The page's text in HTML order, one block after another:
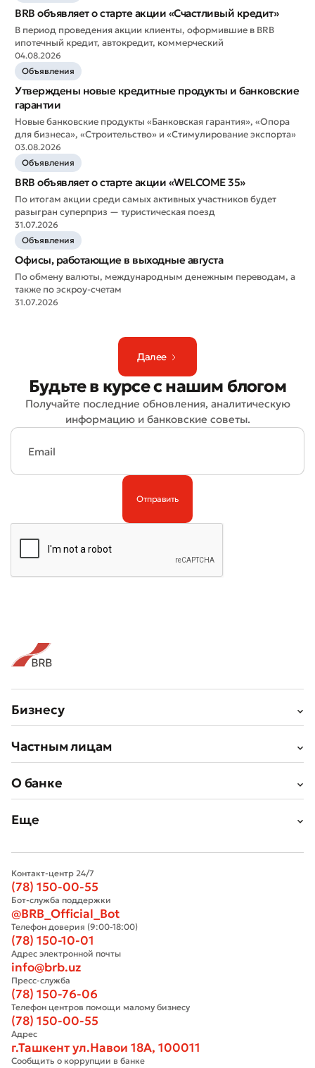
Оцените качество обслуживания
Отправить
Оставить обращение
* Все поля обязательны для заполнения
Отправить
BRB объявляет о старте акции «Счастливый кредит»
В период проведения акции клиенты, оформившие в BRB
ипотечный кредит, автокредит, коммерческий
04.08.2026
Объявления
Утверждены новые кредитные продукты и банковские
гарантии
Новые банковские продукты «Банковская гарантия», «Опора
для бизнеса», «Строительство» и «Стимулирование экспорта»
03.08.2026
Объявления
BRB объявляет о старте акции «WELCOME 35»
По итогам акции среди самых активных участников будет
разыгран суперприз — туристическая поезд
31.07.2026
Объявления
Офисы, работающие в выходные августа
По обмену валюты, международным денежным переводам, а
также по эскроу-счетам
31.07.2026
Далее
Будьте в курсе с нашим блогом
Получайте последние обновления, аналитическую
информацию и банковские советы.
Бизнесу
Частным лицам
О банке
Еще
Контакт-центр 24/7
(78) 150-00-55
Бот-служба поддержки
@BRB_Official_Bot
Телефон доверия (9:00-18:00)
(78) 150-10-01
Адрес электронной почты
info@brb.uz
Пресс-служба
(78) 150-76-06
Телефон центров помощи малому бизнесу
(78) 150-00-55
Адрес
г.Ташкент ул.Навои 18А, 100011
Сообщить о коррупции в банке